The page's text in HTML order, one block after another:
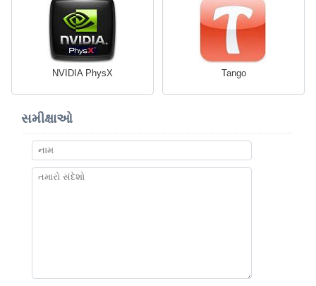
NVIDIA PhysX Tango
સમીક્ષાઓ